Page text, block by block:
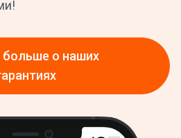
больше о наших